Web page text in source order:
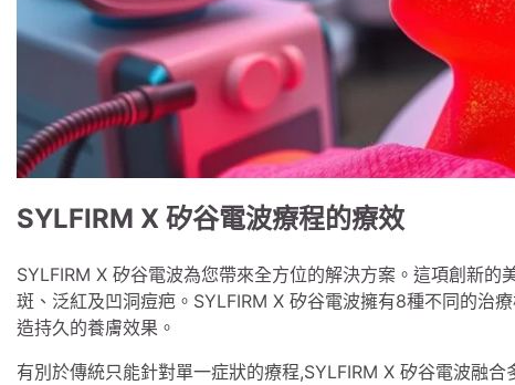
SYLFIRM X 矽谷電波療程的療效
SYLFIRM X 矽谷電波為您帶來全方位的解決方案。這項創新
斑、泛紅及凹洞痘疤。SYLFIRM X 矽谷電波擁有8種不同的治
造持久的養膚效果。
有別於傳統只能針對單一症狀的療程,SYLFIRM X 矽谷電波融